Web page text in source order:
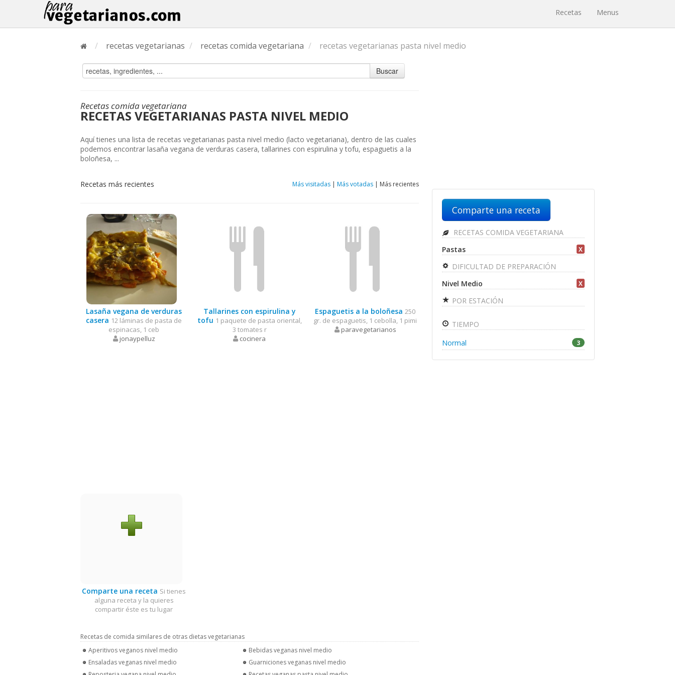
Recetas Menus
/ recetas vegetarianas / recetas comida vegetariana / recetas vegetarianas pasta nivel medio
Buscar
Recetas comida vegetariana
RECETAS VEGETARIANAS PASTA NIVEL MEDIO
Aquí tienes una lista de recetas vegetarianas pasta nivel medio (lacto vegetariana), dentro de las cuales
podemos encontrar lasaña vegana de verduras casera, tallarines con espirulina y tofu, espaguetis a la
boloñesa, ...
Recetas más recientes Más visitadas| Más votadas| Más recientes
Lasaña vegana de verduras
casera 12 láminas de pasta de
espinacas, 1 ceb
jonaypelluz
Tallarines con espirulina y
tofu 1 paquete de pasta oriental,
3 tomates r
cocinera
Espaguetis a la boloñesa 250
gr. de espaguetis, 1 cebolla, 1 pimi
paravegetarianos
Comparte una receta Si tienes
alguna receta y la quieres
compartir éste es tu lugar
Recetas de comida similares de otras dietas vegetarianas
Aperitivos veganos nivel medio
Bebidas veganas nivel medio
Ensaladas veganas nivel medio
Guarniciones veganas nivel medio
Comparte una receta
RECETAS COMIDA VEGETARIANA
Pastas
X
DIFICULTAD DE PREPARACIÓN
Nivel Medio
X
POR ESTACIÓN
TIEMPO
Normal
3